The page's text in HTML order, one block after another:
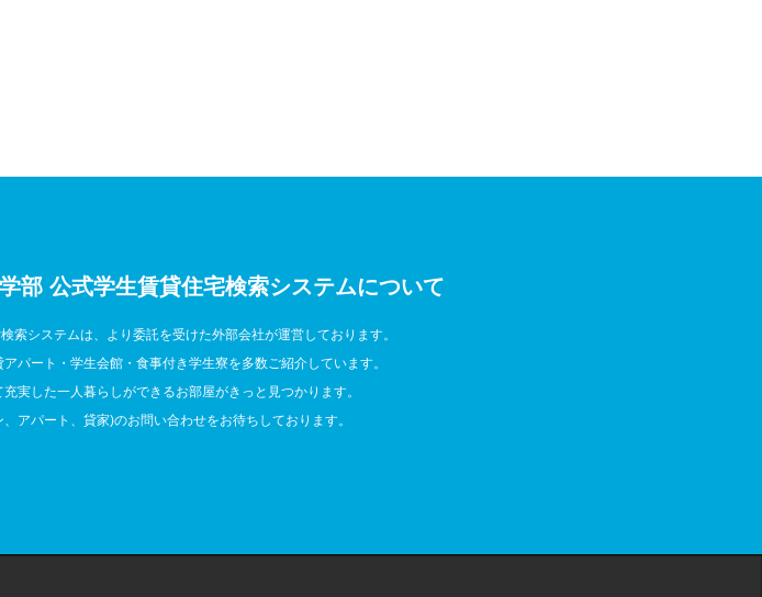
部 公式学生賃貸住宅検索システムについて
索システムは、より委託を受けた外部会社が運営しております。
パート・学生会館・食事付き学生寮を多数ご紹介しています。
実した一人暮らしができるお部屋がきっと見つかります。
アパート、貸家)のお問い合わせをお待ちしております。